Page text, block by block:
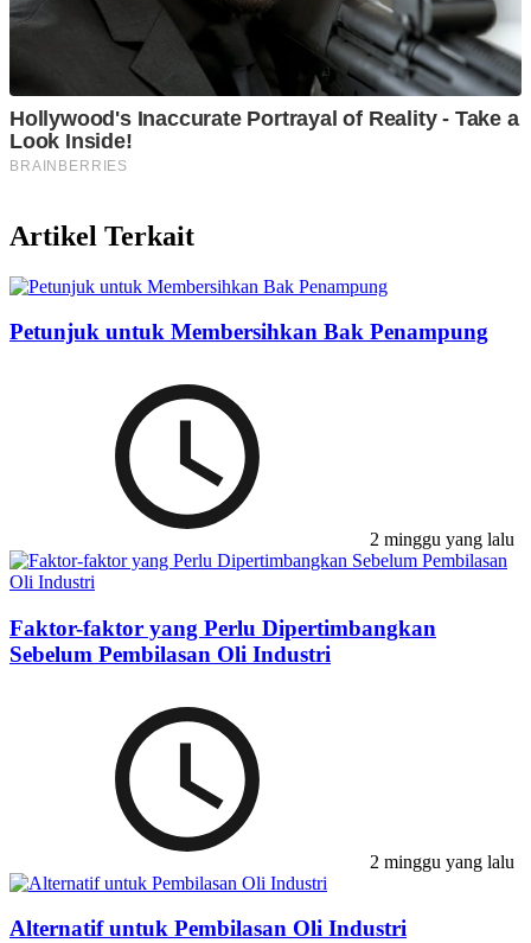
Artikel Terkait
Petunjuk untuk Membersihkan Bak Penampung
2 minggu yang lalu
Faktor-faktor yang Perlu Dipertimbangkan
Sebelum Pembilasan Oli Industri
2 minggu yang lalu
Alternatif untuk Pembilasan Oli Industri